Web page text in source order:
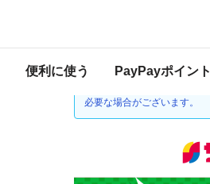
便利に使う PayPayポイント
ります。
必要な場合がございます。